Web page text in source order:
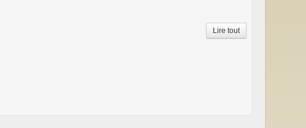
Lire tout